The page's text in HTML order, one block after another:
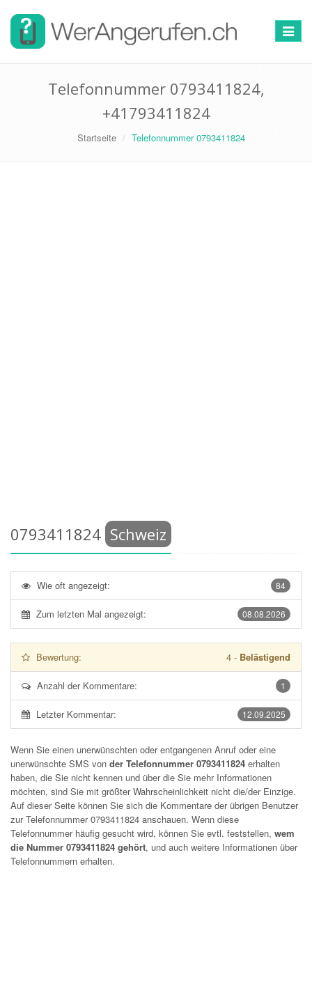
Toggle
Telefonnummer 0793411824,
+41793411824
Startseite Telefonnummer 0793411824
0793411824 Schweiz
84
Wie oft angezeigt:
08.08.2026
Zum letzten Mal angezeigt:
Bewertung: 4 - Belästigend
1
Anzahl der Kommentare:
12.09.2025
Letzter Kommentar:
Wenn Sie einen unerwünschten oder entgangenen Anruf oder eine
unerwünschte SMS von der Telefonnummer 0793411824 erhalten
haben, die Sie nicht kennen und über die Sie mehr Informationen
möchten, sind Sie mit größter Wahrscheinlichkeit nicht die/der Einzige.
Auf dieser Seite können Sie sich die Kommentare der übrigen Benutzer
zur Telefonnummer0793411824 anschauen. Wenn diese
Telefonnummer häufig gesucht wird, können Sie evtl. feststellen, wem
die Nummer 0793411824 gehört, und auch weitere Informationen über
Telefonnummern erhalten.